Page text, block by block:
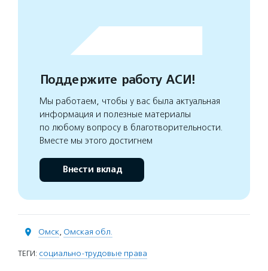
Поддержите работу АСИ!
Мы работаем, чтобы у вас была актуальная
информация и полезные материалы
по любому вопросу в благотворительности.
Вместе мы этого достигнем
Внести вклад
Омск, Омская обл.
ТЕГИ: социально-трудовые права